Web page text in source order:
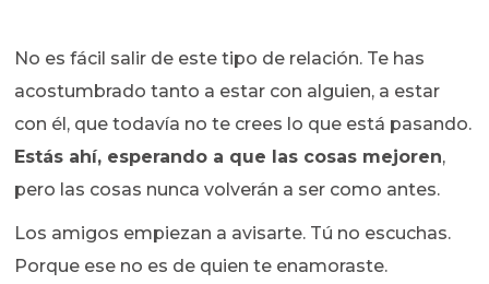
No es fácil salir de este tipo de relación. Te has
acostumbrado tanto a estar con alguien, a estar
con él, que todavía no te crees lo que está pasando.
Estás ahí, esperando a que las cosas mejoren,
pero las cosas nunca volverán a ser como antes.
Los amigos empiezan a avisarte. Tú no escuchas.
Porque ese no es de quien te enamoraste.